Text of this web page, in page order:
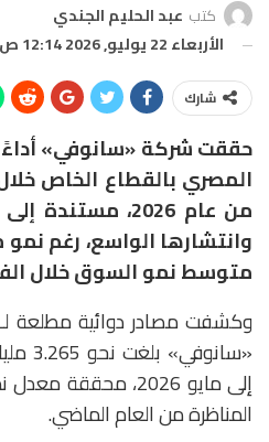
كتب عبد الحليم الجندي
الأربعاء 22 يوليو, 2026 12:14 ص
شارك
حققت شركة «سانوفي» أداءً
المصري بالقطاع الخاص
من عام 2026،
وانتشارها الواسع، رغم
متوسط نمو السوق خلال
وكشفت مصادر دوائية مطلعة
المناظرة من العام الماضي.